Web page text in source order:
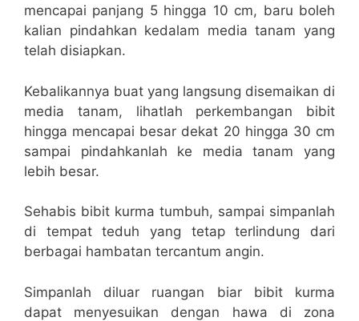
mencapai panjang 5 hingga 10 cm, baru boleh
kalian pindahkan kedalam media tanam yang
telah disiapkan.
Kebalikannya buat yang langsung disemaikan di
media tanam, lihatlah perkembangan bibit
hingga mencapai besar dekat 20 hingga 30 cm
sampai pindahkanlah ke media tanam yang
lebih besar.
Sehabis bibit kurma tumbuh, sampai simpanlah
di tempat teduh yang tetap terlindung dari
berbagai hambatan tercantum angin.
Simpanlah diluar ruangan biar bibit kurma
dapat menyesuikan dengan hawa di zona